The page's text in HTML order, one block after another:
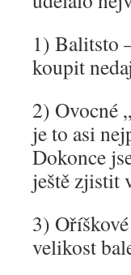
1) Balitsto
koupit
2) Ovocné
je to asi
Dokonce
ještě zjistit
3)
velikost